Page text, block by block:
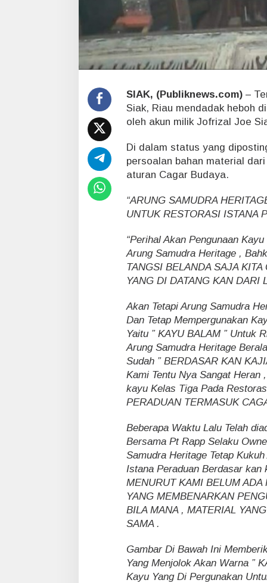
s
s
,
A
d
a
p
a
n
?
SIAK, (Publiknews.com)–
Siak, Riau mendadak heboh
oleh akun milik Jofrizal Joe
Di dalam status yang
persoalan bahan material
aturan Cagar Budaya.
“ARUNG SAMUDRA
UNTUK RESTORASI ISTANA
“Perihal Akan Pengunaan
Arung Samudra Heritage ,
TANGSI BELANDA SAJA
YANG DI DATANG KAN DARI
Akan Tetapi Arung Samudra
Dan Tetap Mempergunakan
Yaitu ” KAYU BALAM ” Untuk
Arung Samudra Heritage
Sudah ” BERDASAR KAN
Kami Tentu Nya Sangat Heran
kayu Kelas Tiga Pada
PERADUAN TERMASUK
Beberapa Waktu Lalu Telah
Bersama Pt Rapp Selaku
Samudra Heritage Tetap
Istana Peraduan Berdasar kan
MENURUT KAMI BELUM ADA
YANG MEMBENARKAN
BILA MANA , MATERIAL
SAMA .
Gambar Di Bawah Ini
Yang Menjolok Akan Warna ”
Kayu Yang Di Pergunakan